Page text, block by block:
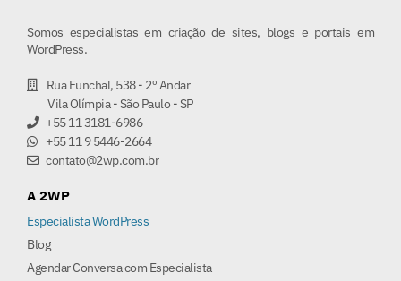
Somos especialistas em criação de sites, blogs e portais em
WordPress.
Rua Funchal, 538 - 2º Andar
Vila Olímpia - São Paulo - SP
+55 11 3181-6986
+55 11 9 5446-2664
contato@2wp.com.br
A 2WP
Especialista WordPress
Blog
Agendar Conversa com Especialista